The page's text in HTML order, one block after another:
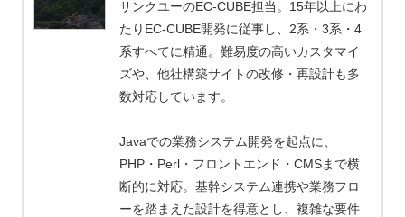
サンクユーのEC-CUBE担当。15年以上にわ
たりEC-CUBE開発に従事し、2系・3系・4
系すべてに精通。難易度の高いカスタマイ
ズや、他社構築サイトの改修・再設計も多
数対応しています。
Javaでの業務システム開発を起点に、
PHP・Perl・フロントエンド・CMSまで横
断的に対応。基幹システム連携や業務フロ
ーを踏まえた設計を得意とし、複雑な要件